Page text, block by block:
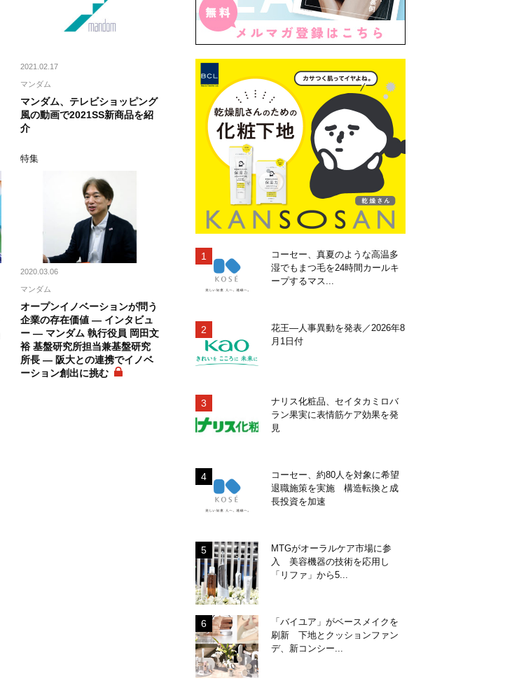
2021.02.17
マンダム
マンダム、テレビショッピング
風の動画で2021SS新商品を紹
介
特集
2020.03.06
マンダム
オープンイノベーションが問う
企業の存在価値 ― インタビュ
ー ― マンダム 執行役員 岡田文
裕 基盤研究所担当兼基盤研究
所長 ― 阪大との連携でイノベ
ーション創出に挑む
コーセー、真夏のような高温多
湿でもまつ毛を24時間カールキ
ープするマス...
花王―人事異動を発表／2026年8
月1日付
ナリス化粧品、セイタカミロバ
ラン果実に表情筋ケア効果を発
見
コーセー、約80人を対象に希望
退職施策を実施 構造転換と成
長投資を加速
MTGがオーラルケア市場に参
入 美容機器の技術を応用し
「リファ」から5...
「バイユア」がベースメイクを
刷新 下地とクッションファン
デ、新コンシー...